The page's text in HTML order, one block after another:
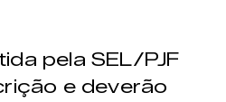
pela SEL/PJF
e deverão